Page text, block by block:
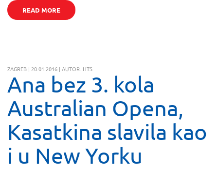
READ MORE
ZAGREB | 20.01.2016 | AUTOR: HTS
Ana bez 3. kola
Australian Opena,
Kasatkina slavila kao
i u New Yorku